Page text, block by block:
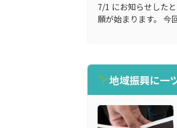
7/1 にお知らせした
願が始まります。 今
地域振興に